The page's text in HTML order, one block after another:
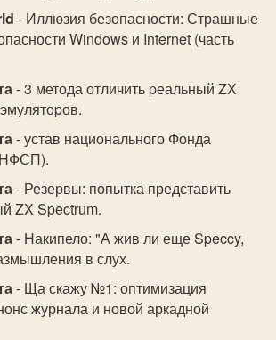
- Иллюзия безопасности: Страшные
Windows и Internet (часть
- 3 метода отличить pеальный ZX
- устав национального Фонда
- Резервы: попытка представить
ZX Spectrum.
- Накипело: "А жив ли еще Speccy,
в слух.
- Ща скажу №1: оптимизация
журнала и новой аркадной